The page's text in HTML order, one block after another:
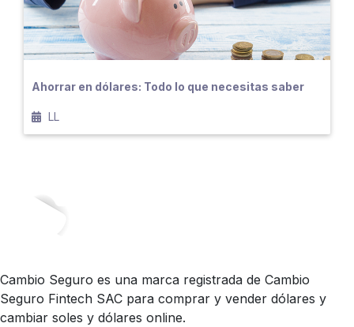
Ahorrar en dólares: Todo lo que necesitas saber
LL
Cambio Seguro es una marca registrada de Cambio
Seguro Fintech SAC para comprar y vender dólares y
cambiar soles y dólares online.